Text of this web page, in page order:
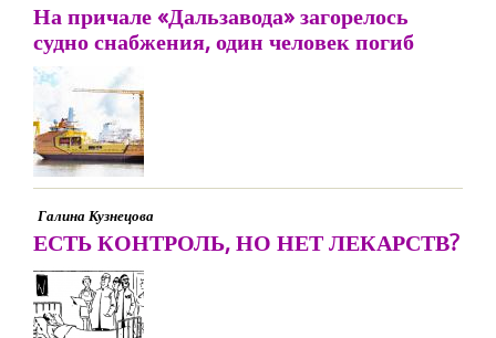
На причале «Дальзавода» загорелось
судно снабжения, один человек погиб
Галина Кузнецова
ЕСТЬ КОНТРОЛЬ, НО НЕТ ЛЕКАРСТВ?